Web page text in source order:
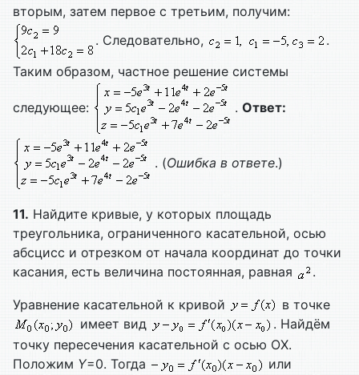
вторым, затем первое с третьим, получим:
. Следовательно,
.
Таким образом, частное решение системы
следующее: . Ответ:
. (Ошибка в ответе.)
11. Найдите кривые, у которых площадь
треугольника, ограниченного касательной, осью
абсцисс и отрезком от начала координат до точки
касания, есть величина постоянная, равная
.
Уравнение касательной к кривой
в точке
имеет вид
. Найдём
точку пересечения касательной с осью ОХ.
Положим Y=0. Тогда
или